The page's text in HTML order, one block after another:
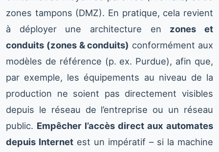
zones tampons (DMZ). En pratique, cela revient
à déployer une architecture en zones et
conduits (zones & conduits) conformément aux
modèles de référence (p. ex. Purdue), afin que,
par exemple, les équipements au niveau de la
production ne soient pas directement visibles
depuis le réseau de l’entreprise ou un réseau
public. Empêcher l’accès direct aux automates
depuis Internet est un impératif – si la machine